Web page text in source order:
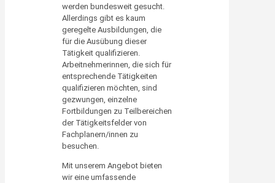
werden bundesweit gesucht.
Allerdings gibt es kaum
geregelte Ausbildungen, die
für die Ausübung dieser
Tätigkeit qualifizieren.
Arbeitnehmerinnen, die sich für
entsprechende Tätigkeiten
qualifizieren möchten, sind
gezwungen, einzelne
Fortbildungen zu Teilbereichen
der Tätigkeitsfelder von
Fachplanern/innen zu
besuchen.
Mit unserem Angebot bieten
wir eine umfassende